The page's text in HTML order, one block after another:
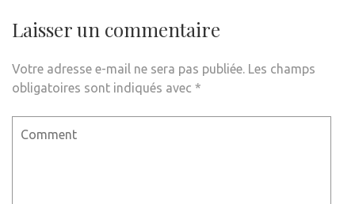
Laisser un commentaire
Votre adresse e-mail ne sera pas publiée. Les champs
obligatoires sont indiqués avec *